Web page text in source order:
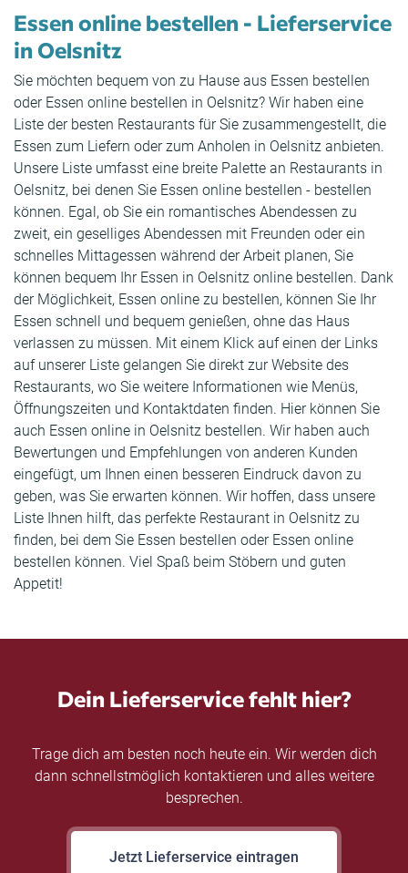
Essen online bestellen - Lieferservice
in Oelsnitz
Sie möchten bequem von zu Hause aus Essen bestellen
oder Essen online bestellen in Oelsnitz? Wir haben eine
Liste der besten Restaurants für Sie zusammengestellt, die
Essen zum Liefern oder zum Anholen in Oelsnitz anbieten.
Unsere Liste umfasst eine breite Palette an Restaurants in
Oelsnitz, bei denen Sie Essen online bestellen - bestellen
können. Egal, ob Sie ein romantisches Abendessen zu
zweit, ein geselliges Abendessen mit Freunden oder ein
schnelles Mittagessen während der Arbeit planen, Sie
können bequem Ihr Essen in Oelsnitz online bestellen. Dank
der Möglichkeit, Essen online zu bestellen, können Sie Ihr
Essen schnell und bequem genießen, ohne das Haus
verlassen zu müssen. Mit einem Klick auf einen der Links
auf unserer Liste gelangen Sie direkt zur Website des
Restaurants, wo Sie weitere Informationen wie Menüs,
Öffnungszeiten und Kontaktdaten finden. Hier können Sie
auch Essen online in Oelsnitz bestellen. Wir haben auch
Bewertungen und Empfehlungen von anderen Kunden
eingefügt, um Ihnen einen besseren Eindruck davon zu
geben, was Sie erwarten können. Wir hoffen, dass unsere
Liste Ihnen hilft, das perfekte Restaurant in Oelsnitz zu
finden, bei dem Sie Essen bestellen oder Essen online
bestellen können. Viel Spaß beim Stöbern und guten
Appetit!
Dein Lieferservice fehlt hier?
Trage dich am besten noch heute ein. Wir werden dich
dann schnellstmöglich kontaktieren und alles weitere
besprechen.
Jetzt Lieferservice eintragen